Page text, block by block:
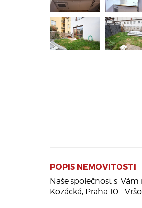
POPIS NEMOVITOSTI
Naše společnost si
Kozácká, Praha 10 -